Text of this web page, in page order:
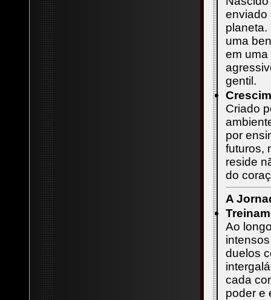
enviado
planeta.
uma
em
gentil.
Criado
por
futuros,
reside
do
A
Ao
duelos
cada
poder e